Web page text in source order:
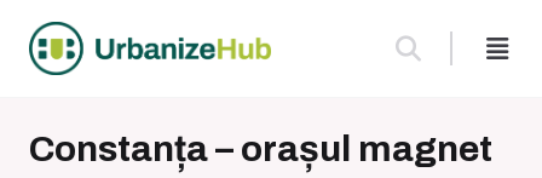
content
Constanța – orașul magnet